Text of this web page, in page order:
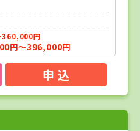
円
円～396,000円
申 込